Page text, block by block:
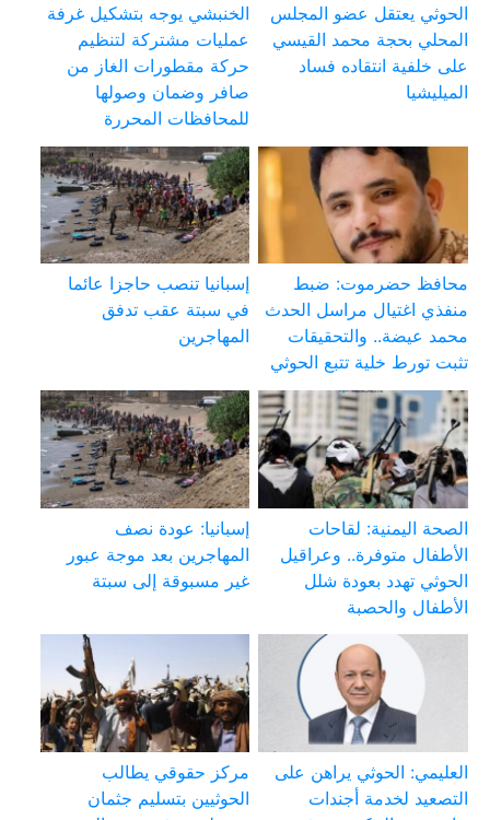
الحوثي يعتقل عضو المجلس
المحلي بحجة محمد القيسي
على خلفية انتقاده فساد
الميليشيا
الخنبشي يوجه بتشكيل غرفة
عمليات مشتركة لتنظيم
حركة مقطورات الغاز من
صافر وضمان وصولها
للمحافظات المحررة
محافظ حضرموت: ضبط
منفذي اغتيال مراسل الحدث
محمد عيضة.. والتحقيقات
تثبت تورط خلية تتبع الحوثي
إسبانيا تنصب حاجزا عائما
في سبتة عقب تدفق
المهاجرين
الصحة اليمنية: لقاحات
الأطفال متوفرة.. وعراقيل
الحوثي تهدد بعودة شلل
الأطفال والحصبة
إسبانيا: عودة نصف
المهاجرين بعد موجة عبور
غير مسبوقة إلى سبتة
العليمي: الحوثي يراهن على
التصعيد لخدمة أجندات
مركز حقوقي يطالب
الحوثيين بتسليم جثمان